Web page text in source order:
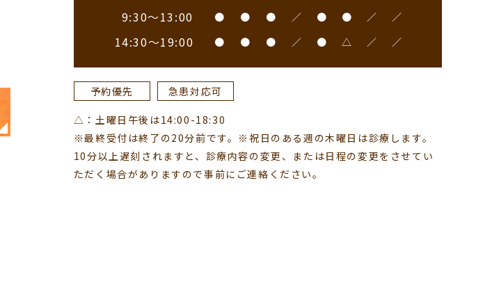
9:30～13:00 ● ● ● ／ ● ● ／ ／
14:30～19:00 ● ● ● ／ ● △ ／ ／
予約優先 急患対応可
△：土曜日午後は14:00-18:30
※最終受付は終了の20分前です。※祝日のある週の木曜日は診療します。
10分以上遅刻されますと、診療内容の変更、または日程の変更をさせてい
ただく場合がありますので事前にご連絡ください。